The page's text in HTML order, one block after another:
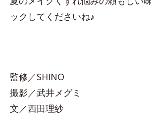
ックしてくださいね♪
監修／SHINO
撮影／武井メグミ
文／西田理紗